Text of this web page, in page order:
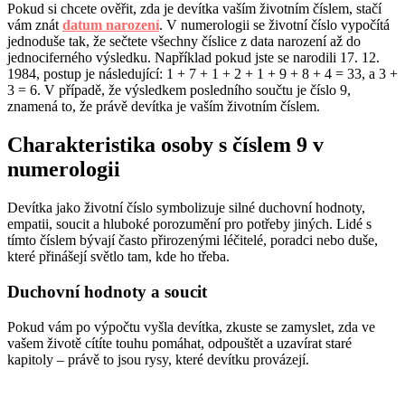
Pokud si chcete ověřit, zda je devítka vaším životním číslem, stačí
vám znát datum narození. V numerologii se životní číslo vypočítá
jednoduše tak, že sečtete všechny číslice z data narození až do
jednociferného výsledku. Například pokud jste se narodili 17. 12.
1984, postup je následující: 1 + 7 + 1 + 2 + 1 + 9 + 8 + 4 = 33, a 3 +
3 = 6. V případě, že výsledkem posledního součtu je číslo 9,
znamená to, že právě devítka je vaším životním číslem.
Charakteristika osoby s číslem 9 v
numerologii
Devítka jako životní číslo symbolizuje silné duchovní hodnoty,
empatii, soucit a hluboké porozumění pro potřeby jiných. Lidé s
tímto číslem bývají často přirozenými léčitelé, poradci nebo duše,
které přinášejí světlo tam, kde ho třeba.
Duchovní hodnoty a soucit
Pokud vám po výpočtu vyšla devítka, zkuste se zamyslet, zda ve
vašem životě cítíte touhu pomáhat, odpouštět a uzavírat staré
kapitoly – právě to jsou rysy, které devítku provázejí.